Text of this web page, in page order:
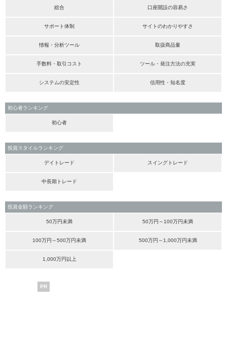
総合 口座開設の容易さ
サポート体制 サイトのわかりやすさ
情報・分析ツール 取扱商品量
手数料・取引コスト ツール・発注方法の充実
システムの安定性 信用性・知名度
初心者ランキング
初心者
投資スタイルランキング
デイトレード スイングトレード
中長期トレード
投資金額ランキング
50万円未満 50万円～100万円未満
100万円～500万円未満 500万円～1,000万円未満
1,000万円以上
PR